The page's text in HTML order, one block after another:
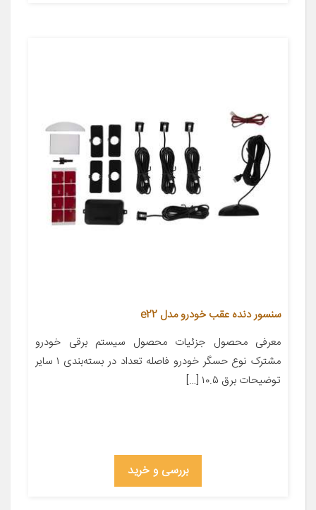
سنسور دنده عقب خودرو مدل e22
معرفی محصول جزئیات محصول سیستم برقی خودرو
مشترک نوع حسگر خودرو فاصله تعداد در بسته‌بندی ۱ سایر
توضیحات برق ۱۰.۵ […]
بررسی و خرید